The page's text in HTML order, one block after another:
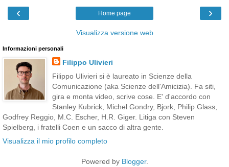
‹ ›
Home page
Visualizza versione web
Informazioni personali
Filippo Ulivieri
Filippo Ulivieri si è laureato in Scienze della
Comunicazione (aka Scienze dell'Amicizia). Fa siti,
gira e monta video, scrive cose. E' d'accordo con
Stanley Kubrick, Michel Gondry, Bjork, Philip Glass,
Godfrey Reggio, M.C. Escher, H.R. Giger. Litiga con Steven
Spielberg, i fratelli Coen e un sacco di altra gente.
Visualizza il mio profilo completo
Powered by Blogger.